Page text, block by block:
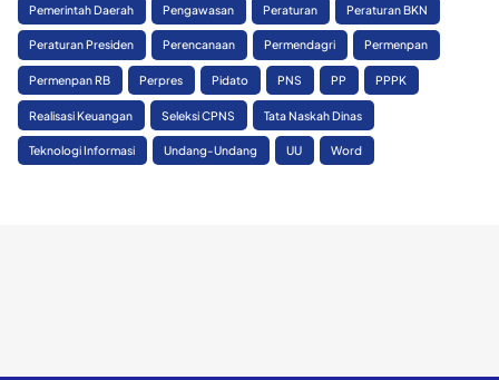
Pemerintah Daerah Pengawasan Peraturan Peraturan BKN
Peraturan Presiden Perencanaan Permendagri Permenpan
Permenpan RB Perpres Pidato PNS PP PPPK
Realisasi Keuangan Seleksi CPNS Tata Naskah Dinas
Teknologi Informasi Undang-Undang UU Word